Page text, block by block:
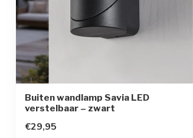
Afmetingen
Beschermingsgraad
Beschermingsklasse
Bewegingssensor
Buiten wandlamp Savia LED
verstelbaar – zwart
€29,95